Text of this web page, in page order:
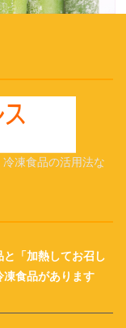
凍食品の活用法な
「加熱してお召し
凍食品があります